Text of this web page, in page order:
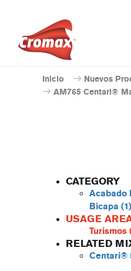
Inicio Nuevos
AM765 Centari®
CATEGORY
Acabado
Bicapa (1)
USAGE
Turismos
RELATED
Centari®